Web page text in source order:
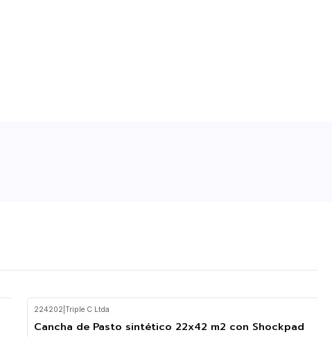
224202 |Triple C Ltda
Cancha de Pasto sintético 22x42 m2 con Shockpad